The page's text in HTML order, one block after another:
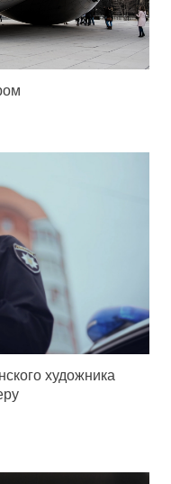
художника